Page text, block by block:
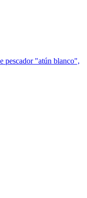
pescador "atún blanco",